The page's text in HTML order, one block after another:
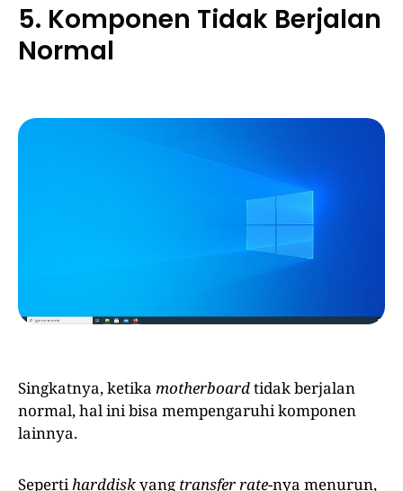
5. Komponen Tidak Berjalan
Normal
Singkatnya, ketika motherboardtidak berjalan
normal, hal ini bisa mempengaruhi komponen
lainnya.
Sepertiharddiskyang transfer rate-nya menurun,